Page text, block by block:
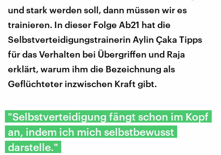
und stark werden soll, dann müssen wir es
trainieren. In dieser Folge Ab21 hat die
Selbstverteidigungstrainerin Aylin Çaka Tipps
für das Verhalten bei Übergriffen und Raja
erklärt, warum ihm die Bezeichnung als
Geflüchteter inzwischen Kraft gibt.
"Selbstverteidigung fängt schon im Kopf
an, indem ich mich selbstbewusst
darstelle."